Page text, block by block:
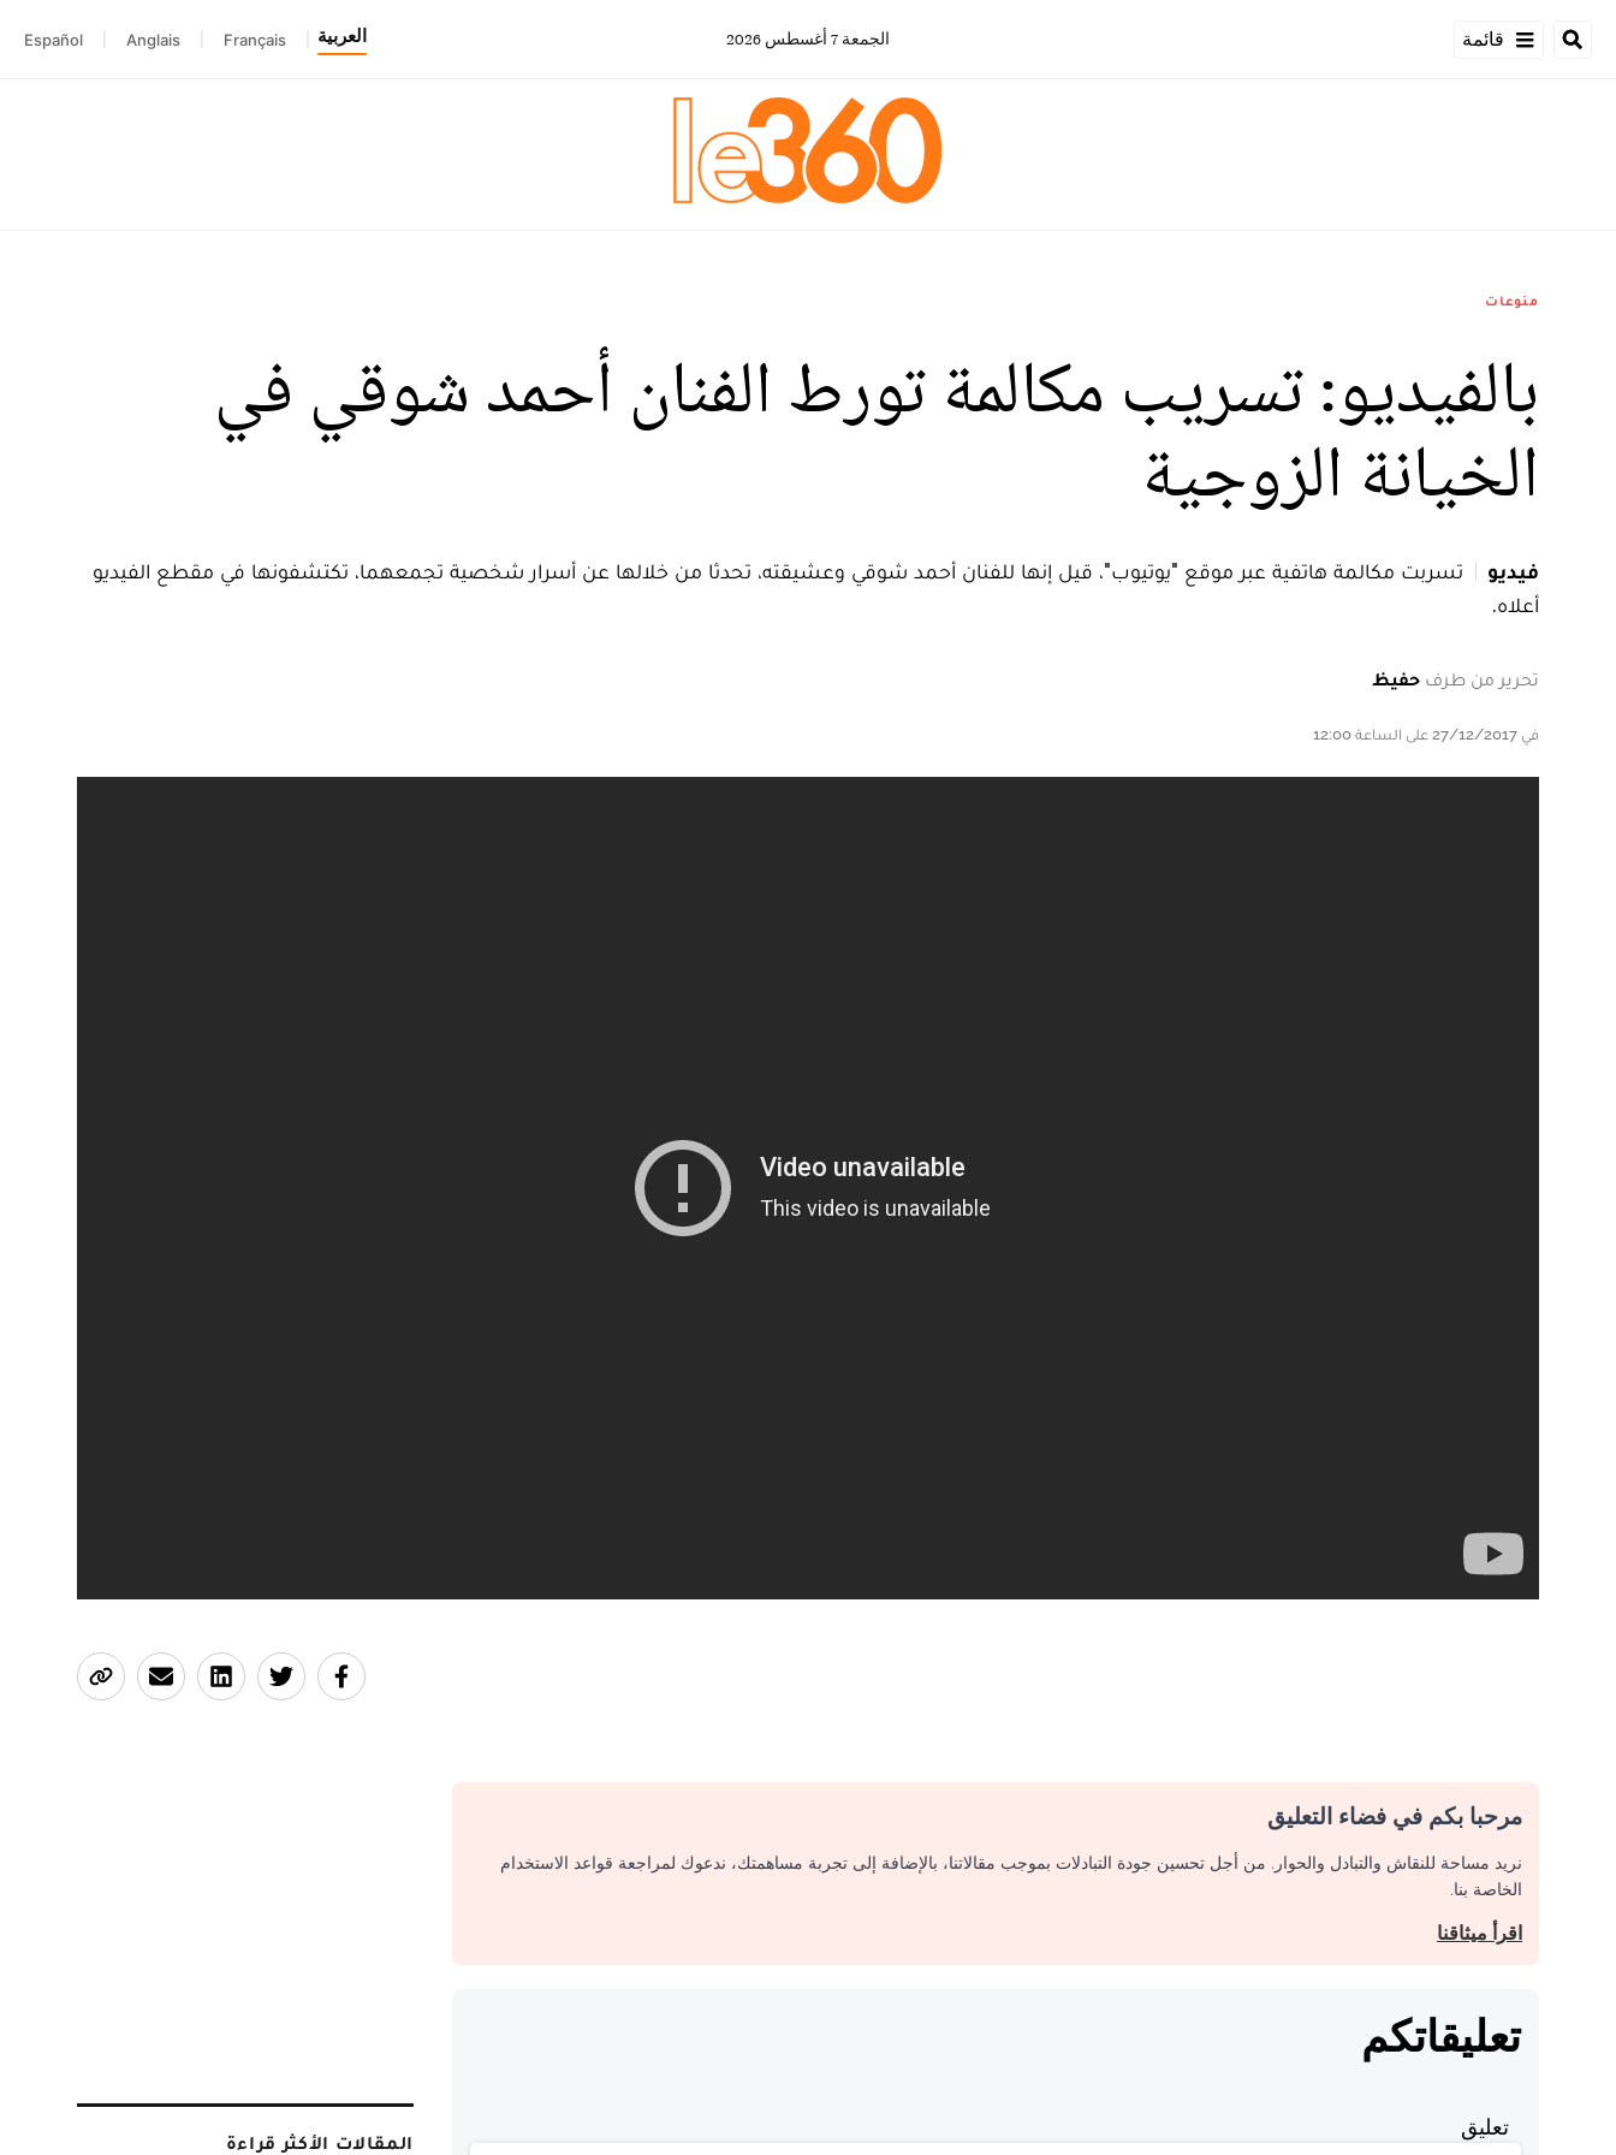
قائمة الجمعة 7 أغسطس 2026 العربية Français
Anglais
Español
منوعات
بالفيديو: تسريب مكالمة تورط الفنان أحمد شوقي في
الخيانة الزوجية
فيديو
تسربت مكالمة هاتفية عبر موقع "يوتيوب"، قيل إنها للفنان أحمد شوقي وعشيقته، تحدثا من خلالها عن أسرار شخصية تجمعهما، تكتشفونها في مقطع الفيديو
أعلاه.
تحرير من طرف حفيظ
في 27/12/2017 على الساعة 12:00
مرحبا بكم في فضاء التعليق
نريد مساحة للنقاش والتبادل والحوار. من أجل تحسين جودة التبادلات بموجب مقالاتنا، بالإضافة إلى تجربة مساهمتك، ندعوك لمراجعة قواعد الاستخدام
الخاصة بنا.
اقرأ ميثاقنا
تعليقاتكم
تعليق
المقالات الأكثر قراءة